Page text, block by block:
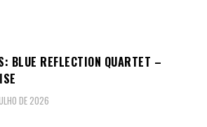
BLUE REFLECTION QUARTET –
DE 2026